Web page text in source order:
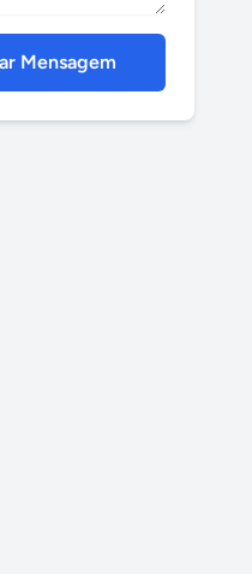
Mensagem